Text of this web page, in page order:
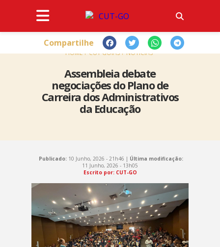
HOME CUT GOIÁS NOTÍCIAS
Assembleia debate
negociações do Plano de
Carreira dos Administrativos
da Educação
Compartilhe
Publicado:10 Junho, 2026 - 21h46 | Última modificação:
11 Junho, 2026 - 13h05
Escrito por: CUT-GO